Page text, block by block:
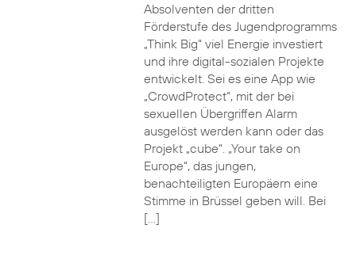
Absolventen der dritten
Förderstufe des Jugendprogramms
„Think Big“ viel Energie investiert
und ihre digital-sozialen Projekte
entwickelt. Sei es eine App wie
„CrowdProtect“, mit der bei
sexuellen Übergriffen Alarm
ausgelöst werden kann oder das
Projekt „cube“. „Your take on
Europe“, das jungen,
benachteiligten Europäern eine
Stimme in Brüssel geben will. Bei
[…]